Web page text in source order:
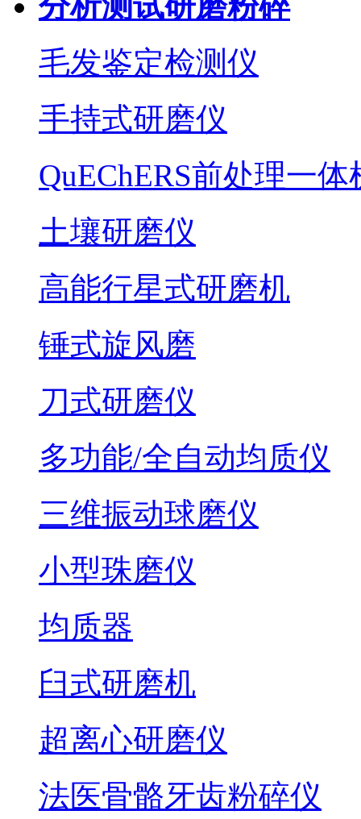
毛发鉴定检测仪
手持式研磨仪
QuEChERS前处理一体
土壤研磨仪
高能行星式研磨机
锤式旋风磨
刀式研磨仪
多功能/全自动均质仪
三维振动球磨仪
小型珠磨仪
均质器
臼式研磨机
超离心研磨仪
法医骨骼牙齿粉碎仪